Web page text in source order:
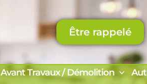
Être rappelé
Avant Travaux / Démolition